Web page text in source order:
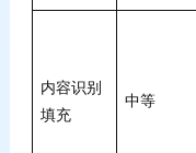
内容识别
填充
中等